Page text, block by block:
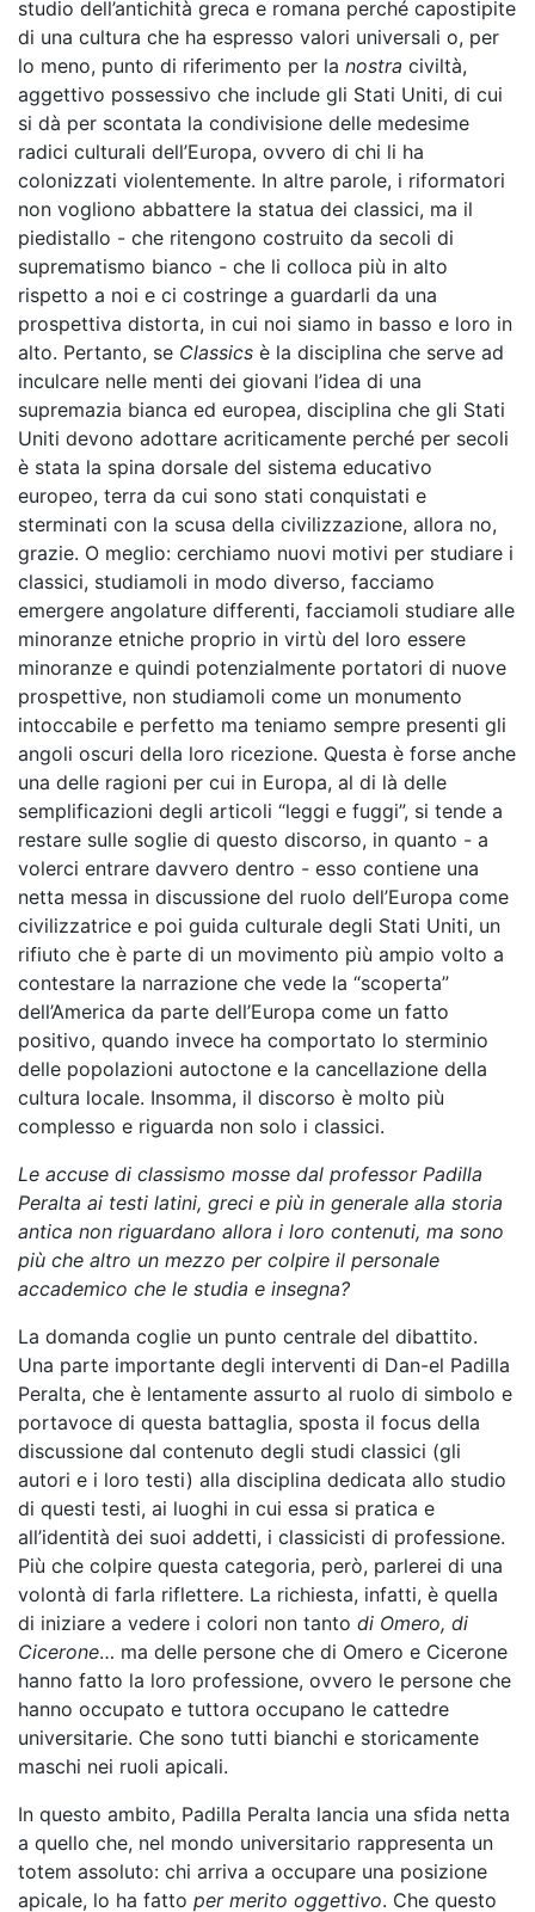
studio dell’antichità greca e romana perché capostipite
di una cultura che ha espresso valori universali o, per
lo meno, punto di riferimento per la nostra civiltà,
aggettivo possessivo che include gli Stati Uniti, di cui
si dà per scontata la condivisione delle medesime
radici culturali dell’Europa, ovvero di chi li ha
colonizzati violentemente. In altre parole, i riformatori
non vogliono abbattere la statua dei classici, ma il
piedistallo - che ritengono costruito da secoli di
suprematismo bianco - che li colloca più in alto
rispetto a noi e ci costringe a guardarli da una
prospettiva distorta, in cui noi siamo in basso e loro in
alto. Pertanto, se Classics è la disciplina che serve ad
inculcare nelle menti dei giovani l’idea di una
supremazia bianca ed europea, disciplina che gli Stati
Uniti devono adottare acriticamente perché per secoli
è stata la spina dorsale del sistema educativo
europeo, terra da cui sono stati conquistati e
sterminati con la scusa della civilizzazione, allora no,
grazie. O meglio: cerchiamo nuovi motivi per studiare i
classici, studiamoli in modo diverso, facciamo
emergere angolature differenti, facciamoli studiare alle
minoranze etniche proprio in virtù del loro essere
minoranze e quindi potenzialmente portatori di nuove
prospettive, non studiamoli come un monumento
intoccabile e perfetto ma teniamo sempre presenti gli
angoli oscuri della loro ricezione. Questa è forse anche
una delle ragioni per cui in Europa, al di là delle
semplificazioni degli articoli “leggi e fuggi”, si tende a
restare sulle soglie di questo discorso, in quanto - a
volerci entrare davvero dentro - esso contiene una
netta messa in discussione del ruolo dell’Europa come
civilizzatrice e poi guida culturale degli Stati Uniti, un
rifiuto che è parte di un movimento più ampio volto a
contestare la narrazione che vede la “scoperta”
dell’America da parte dell’Europa come un fatto
positivo, quando invece ha comportato lo sterminio
delle popolazioni autoctone e la cancellazione della
cultura locale. Insomma, il discorso è molto più
complesso e riguarda non solo i classici.
Le accuse di classismo mosse dal professor Padilla
Peralta ai testi latini, greci e più in generale alla storia
antica non riguardano allora i loro contenuti, ma sono
più che altro un mezzo per colpire il personale
accademico che le studia e insegna?
La domanda coglie un punto centrale del dibattito.
Una parte importante degli interventi di Dan-el Padilla
Peralta, che è lentamente assurto al ruolo di simbolo e
portavoce di questa battaglia, sposta il focus della
discussione dal contenuto degli studi classici (gli
autori e i loro testi) alla disciplina dedicata allo studio
di questi testi, ai luoghi in cui essa si pratica e
all’identità dei suoi addetti, i classicisti di professione.
Più che colpire questa categoria, però, parlerei di una
volontà di farla riflettere. La richiesta, infatti, è quella
di iniziare a vedere i colori non tanto di Omero, di
Cicerone… ma delle persone che di Omero e Cicerone
hanno fatto la loro professione, ovvero le persone che
hanno occupato e tuttora occupano le cattedre
universitarie. Che sono tutti bianchi e storicamente
maschi nei ruoli apicali.
In questo ambito, Padilla Peralta lancia una sfida netta
a quello che, nel mondo universitario rappresenta un
totem assoluto: chi arriva a occupare una posizione
apicale, lo ha fatto per merito oggettivo. Che questo